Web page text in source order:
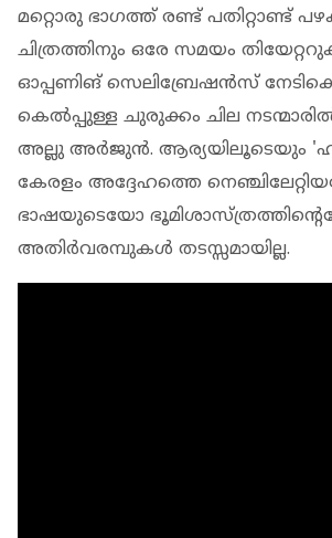
മറ്റൊരു ഭാഗത്ത് രണ്ട് പതിറ്റാണ്ട്
ചിത്രത്തിനും ഒരേ സമയം
ഓപ്പണിങ് സെലിബ്രേഷന്‍സ്
കെല്‍പ്പുള്ള ചുരുക്കം ചില
അല്ലു അര്‍ജുന്‍. ആര്യയിലൂടെയും
കേരളം അദ്ദേഹത്തെ
ഭാഷയുടെയോ
അതിര്‍വരമ്പുകള്‍ തടസ്സമായില്ല.